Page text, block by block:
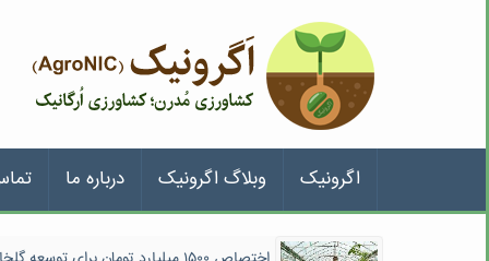
اگرونیک وبلاگ اگرونیک درباره ما